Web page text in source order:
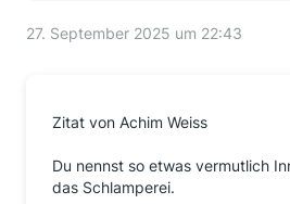
27. September 2025 um 22:43
Zitat von Achim Weiss
Du nennst so etwas vermutlich
das Schlamperei.